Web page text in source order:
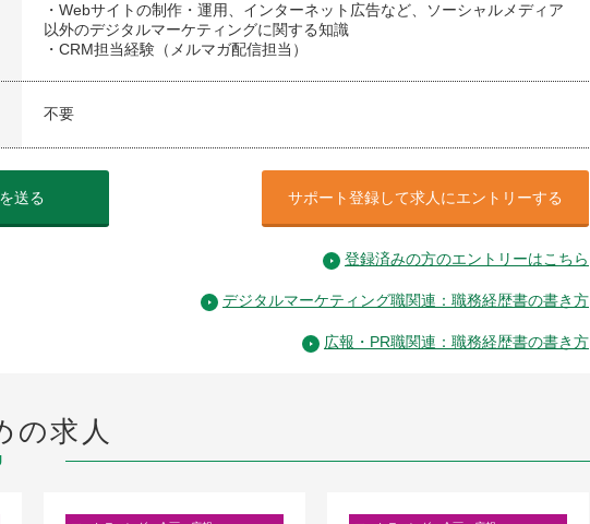
・Webサイトの制作・運用、インターネット広告など、ソーシャルメディア
以外のデジタルマーケティングに関する知識
・CRM担当経験（メルマガ配信担当）
不要
送る サポート登録して求人にエントリーする
登録済みの方のエントリーはこちら
デジタルマーケティング職関連：職務経歴書の書き方
広報・PR職関連：職務経歴書の書き方
の求人